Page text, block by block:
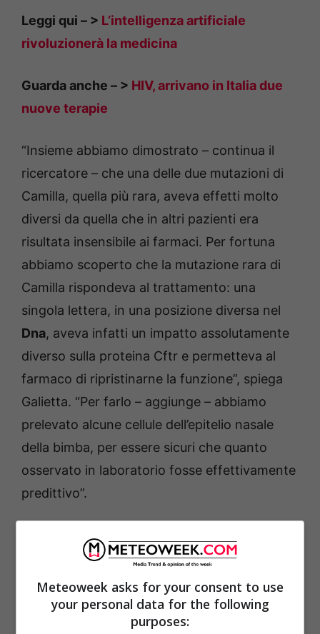
Leggi qui – > L’intelligenza artificiale
rivoluzionerà la medicina
Guarda anche – > HIV, arrivano in Italia due
nuove terapie
“Insieme abbiamo dimostrato – continua il
ricercatore – che una delle due mutazioni di
Camilla, quella più rara, aveva effetti molto
diversi da quella che in altri pazienti era
risultata insensibile ai farmaci. Per fortuna
abbiamo scoperto che la mutazione rara di
Camilla rispondeva al trattamento: una
singola lettera, in una posizione diversa nel
Dna, aveva infatti un impatto assolutamente
diverso sulla proteina Cftr e permetteva al
farmaco di ripristinarne la funzione”, spiega
Galietta. “Per farlo – aggiunge – abbiamo
prelevato alcune cellule dell’epitelio nasale
della bimba, per essere sicuri che quanto
osservato in laboratorio fosse effettivamente
predittivo”.
Meteoweek asks for your consent to use
your personal data for the following
purposes: